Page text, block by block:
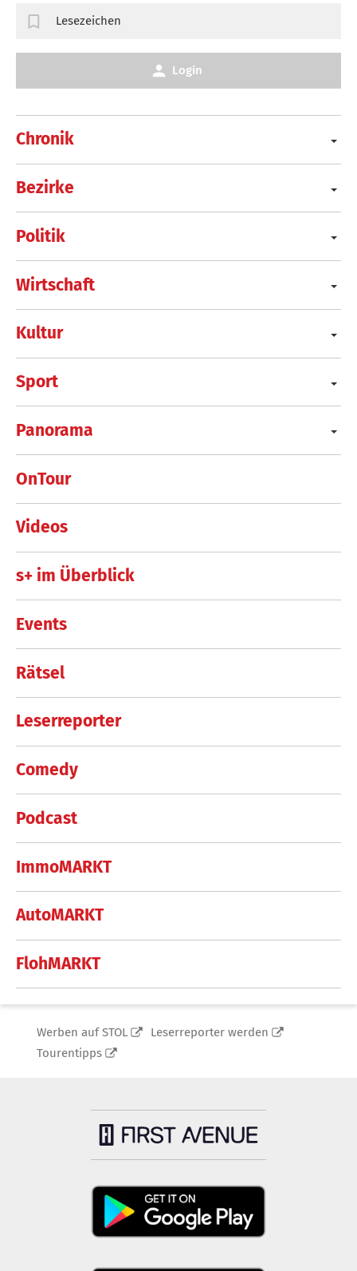
Chronik
Bezirke
Politik
Wirtschaft
Kultur
Sport
Panorama
OnTour
Videos
s+ im Überblick
Events
Rätsel
Leserreporter
Comedy
Podcast
ImmoMARKT
AutoMARKT
FlohMARKT
Lesezeichen
Login
Werben auf STOL
Leserreporter werden
Tourentipps